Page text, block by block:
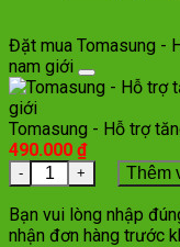
Đặt mua Tomasung -
nam giới
Tomasung - Hỗ trợ
490.000 ₫
Số lượng
Thêm
Bạn vui lòng nhập
nhận đơn hàng trước